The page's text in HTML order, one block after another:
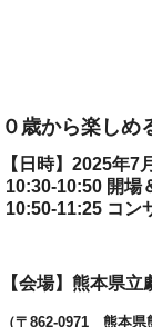
０歳から楽しめ
【日時】2025年7
10:30-10:50 開場
10:50-11:25 コン
【会場】熊本県
（〒862-0971 熊本県